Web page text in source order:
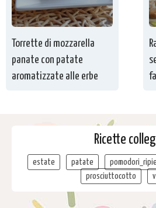
Torrette di mozzarella
panate con patate
aromatizzate alle erbe
Ricette
estate patate
prosciuttocotto